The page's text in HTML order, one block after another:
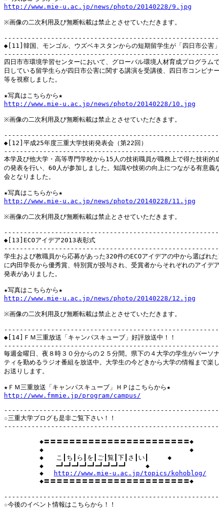
http://www.mie-u.ac.jp/news/photo/20140228/9.jpg
※画像の二次利用及び無断転載は禁止とさせていただきます。
◆[11]韓国、モンゴル、ウズベキスタンからの短期留学生が「四日市公害
四日市市環境学習センターにおいて、グローバル環境人材育成プログラム
日している留学生らが四日市公害に関する講演を受講後、四日市コンビナ
等を視察しました。
http://www.mie-u.ac.jp/news/photo/20140228/10.jpg
※画像の二次利用及び無断転載は禁止とさせていただきます。
◆[12]平成25年度三重大学技術発表会（第22回）
本学及び他大学・高等専門学校から15人の技術職員が職務上で得た技術的
の発表を行い、60人が参加しました。知識や技術の向上につながる有意義
会となりました。
http://www.mie-u.ac.jp/news/photo/20140228/11.jpg
※画像の二次利用及び無断転載は禁止とさせていただきます。
◆[13]ECOアイデア2013表彰式
学生および教職員から応募があった320件のECOアイデアの中から選ばれ
に内田学長から優秀賞、特別賞が授与され、受賞者からそれぞれのアイデ
発表がありました。
http://www.mie-u.ac.jp/news/photo/20140228/12.jpg
※画像の二次利用及び無断転載は禁止とさせていただきます。
◆[14]ＦＭ三重放送「キャンパスキューブ」好評放送中！！
毎週金曜日、夜８時３０分からの２５分間。県下の４大学の学生がパーソ
ティを勤めるラジオ番組を放送中。大学生の今どきから大学の情報まで楽
お送りします。
http://www.fmmie.jp/program/campus/
☆三重大学ブログも是非ご覧下さい！！
◆〓〓〓〓〓〓〓〓〓〓〓〓〓〓〓〓〓〓〓〓〓〓〓◆
◆　　　　　　　　　　　　　　　　　　　　　　　◆
◆　　こ┃ち┃ら┃を┃ご┃覧┃下┃さ┃い┃　　　◆
◆　　━┛━┛━┛━┛━┛━┛━┛━┛━┛　　　◆
◆
http://www.mie-u.ac.jp/topics/kohoblog/
◆〓〓〓〓〓〓〓〓〓〓〓〓〓〓〓〓〓〓〓〓〓〓〓◆
☆今後のイベント情報はこちらから！！